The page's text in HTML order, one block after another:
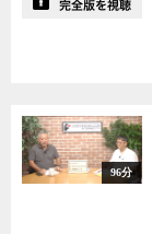
96分